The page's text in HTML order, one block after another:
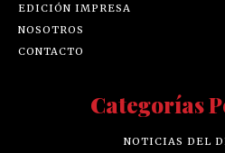
EDICIÓN IMPRESA
NOSOTROS
CONTACTO
Categorías
NOTICIAS DEL